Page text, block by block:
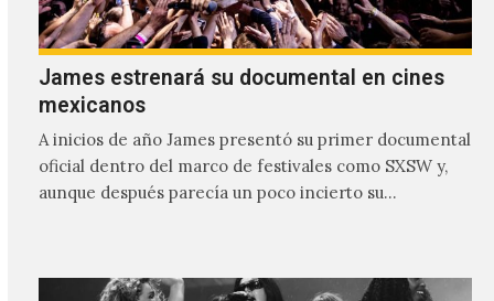
James estrenará su documental en cines
mexicanos
A inicios de año James presentó su primer documental
oficial dentro del marco de festivales como SXSW y,
aunque después parecía un poco incierto su…